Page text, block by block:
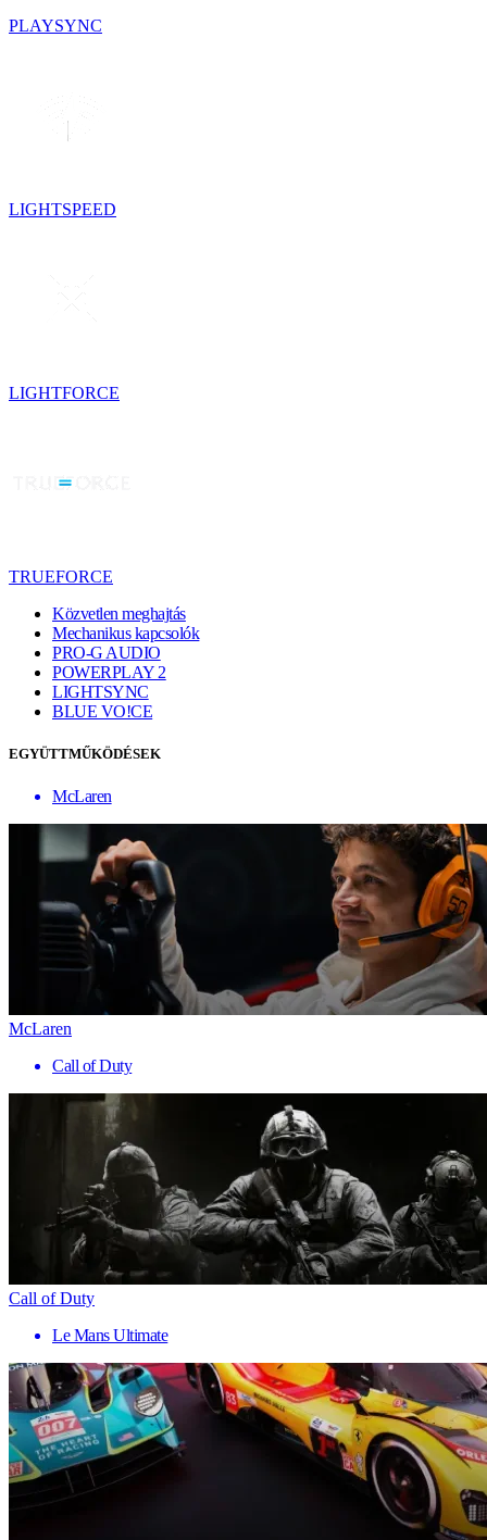
PLAYSYNC
LIGHTSPEED
LIGHTFORCE
TRUEFORCE
Közvetlen meghajtás
Mechanikus kapcsolók
PRO-G AUDIO
POWERPLAY 2
LIGHTSYNC
BLUE VO!CE
EGYÜTTMŰKÖDÉSEK
McLaren
McLaren
Call of Duty
Call of Duty
Le Mans Ultimate